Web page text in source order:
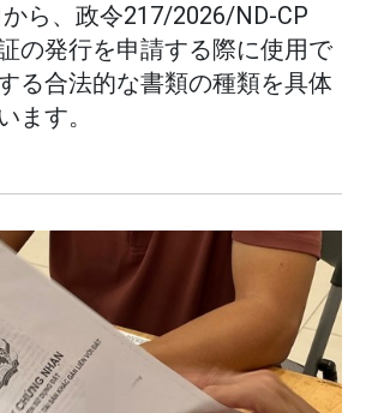
ら、政令217/2026/ND-CP
の発行を申請する際に使用で
る合法的な書類の種類を具体
ます。